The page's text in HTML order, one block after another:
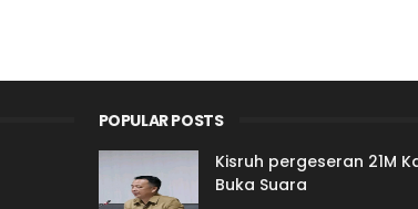
POPULAR POSTS
Kisruh pergeseran 21M
Buka Suara